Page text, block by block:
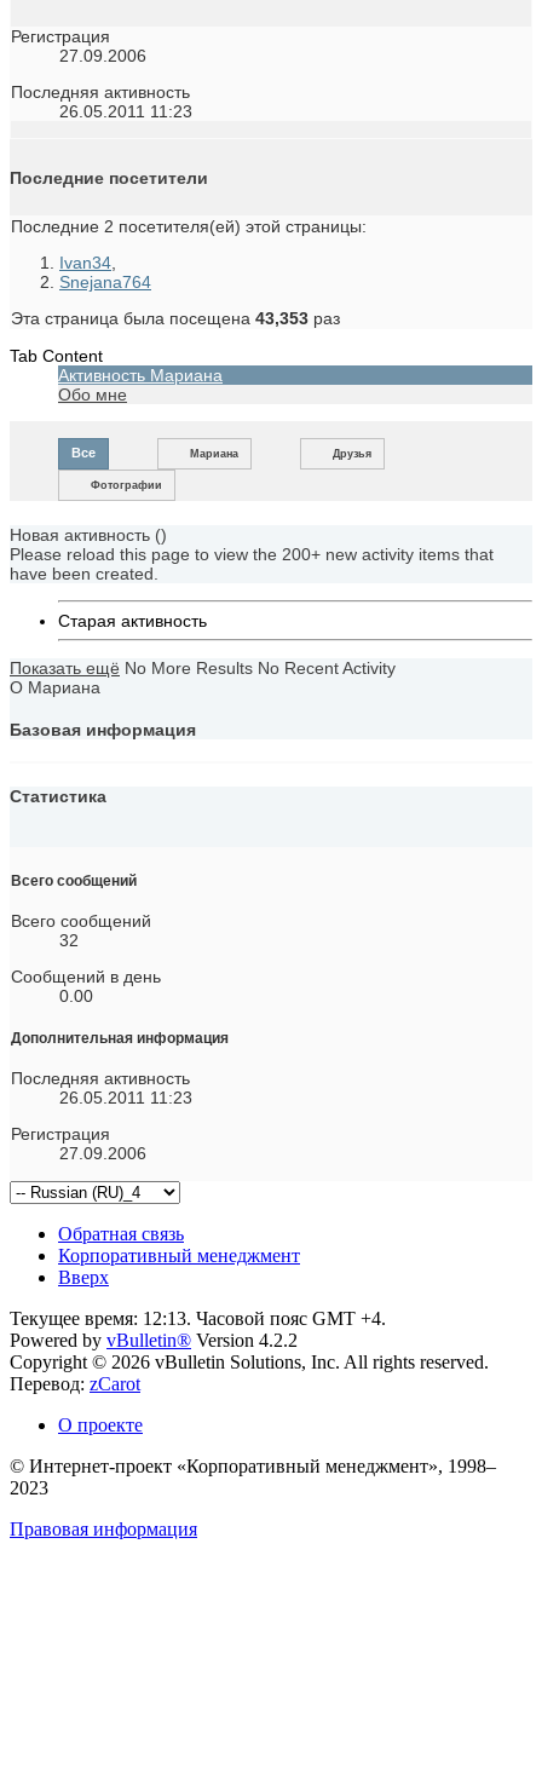
Регистрация
27.09.2006
Последняя активность
26.05.2011 11:23
Последние посетители
Последние 2 посетителя(ей) этой страницы:
Ivan34
Snejana764
Эта страница была посещена 43,353 раз
Tab Content
Активность Мариана
Обо мне
Все Мариана Друзья
Фотографии
Новая активность ()
Please reload this page to view the 200+ new activity items that
have been created.
Старая активность
Показать ещё No More Results No Recent Activity
О Мариана
Базовая информация
Статистика
Всего сообщений
Всего сообщений
32
Сообщений в день
0.00
Дополнительная информация
Последняя активность
26.05.2011 11:23
Регистрация
27.09.2006
Обратная связь
Корпоративный менеджмент
Вверх
Текущее время: 12:13. Часовой пояс GMT +4.
Powered by vBulletin® Version 4.2.2
Copyright © 2026 vBulletin Solutions, Inc. All rights reserved.
Перевод: zCarot
О проекте
© Интернет-проект «Корпоративный менеджмент», 1998–
2023
Правовая информация